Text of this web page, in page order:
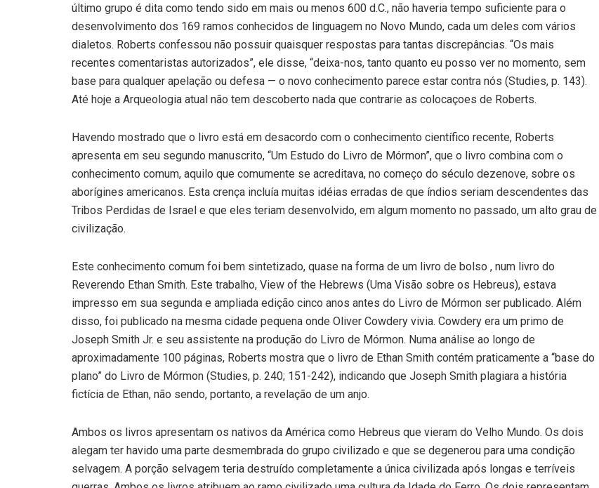
último grupo é dita como tendo sido em mais ou menos 600 d.C., não haveria tempo suficiente para o
desenvolvimento dos 169 ramos conhecidos de linguagem no Novo Mundo, cada um deles com vários
dialetos. Roberts confessou não possuir quaisquer respostas para tantas discrepâncias. “Os mais
recentes comentaristas autorizados”, ele disse, “deixa-nos, tanto quanto eu posso ver no momento, sem
base para qualquer apelação ou defesa — o novo conhecimento parece estar contra nós (Studies, p. 143).
Até hoje a Arqueologia atual não tem descoberto nada que contrarie as colocaçoes de Roberts.
Havendo mostrado que o livro está em desacordo com o conhecimento científico recente, Roberts
apresenta em seu segundo manuscrito, “Um Estudo do Livro de Mórmon”, que o livro combina com o
conhecimento comum, aquilo que comumente se acreditava, no começo do século dezenove, sobre os
aborígines americanos. Esta crença incluía muitas idéias erradas de que índios seriam descendentes das
Tribos Perdidas de Israel e que eles teriam desenvolvido, em algum momento no passado, um alto grau de
civilização.
Este conhecimento comum foi bem sintetizado, quase na forma de um livro de bolso , num livro do
Reverendo Ethan Smith. Este trabalho, View of the Hebrews (Uma Visão sobre os Hebreus), estava
impresso em sua segunda e ampliada edição cinco anos antes do Livro de Mórmon ser publicado. Além
disso, foi publicado na mesma cidade pequena onde Oliver Cowdery vivia. Cowdery era um primo de
Joseph Smith Jr. e seu assistente na produção do Livro de Mórmon. Numa análise ao longo de
aproximadamente 100 páginas, Roberts mostra que o livro de Ethan Smith contém praticamente a “base do
plano” do Livro de Mórmon (Studies, p. 240; 151-242), indicando que Joseph Smith plagiara a história
fictícia de Ethan, não sendo, portanto, a revelação de um anjo.
Ambos os livros apresentam os nativos da América como Hebreus que vieram do Velho Mundo. Os dois
alegam ter havido uma parte desmembrada do grupo civilizado e que se degenerou para uma condição
selvagem. A porção selvagem teria destruído completamente a única civilizada após longas e terríveis